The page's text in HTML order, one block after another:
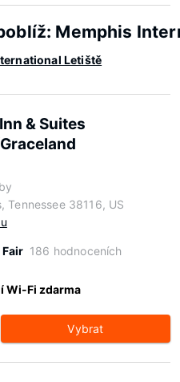
Memphis
Letiště
& Suites
Tennessee 38116, US
Fair 186 hodnoceních
Wi-Fi zdarma
Vybrat